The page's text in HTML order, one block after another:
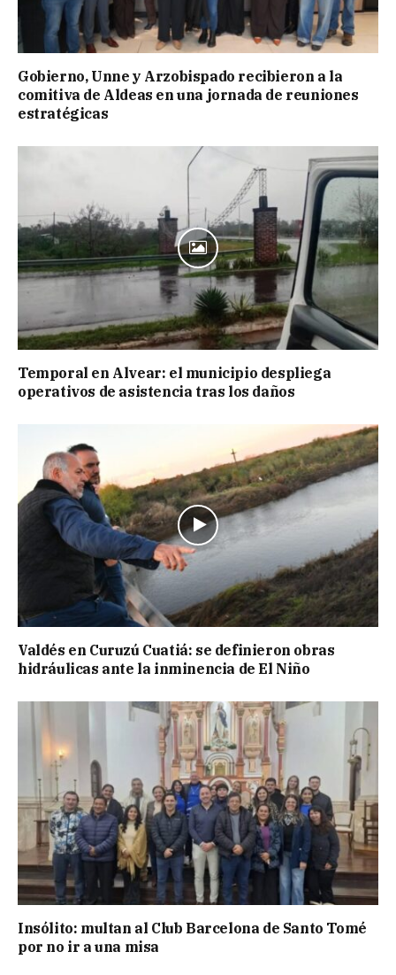
Gobierno, Unne y Arzobispado recibieron a la
comitiva de Aldeas en una jornada de reuniones
estratégicas
Temporal en Alvear: el municipio despliega
operativos de asistencia tras los daños
Valdés en Curuzú Cuatiá: se definieron obras
hidráulicas ante la inminencia de El Niño
Insólito: multan al Club Barcelona de Santo Tomé
por no ir a una misa